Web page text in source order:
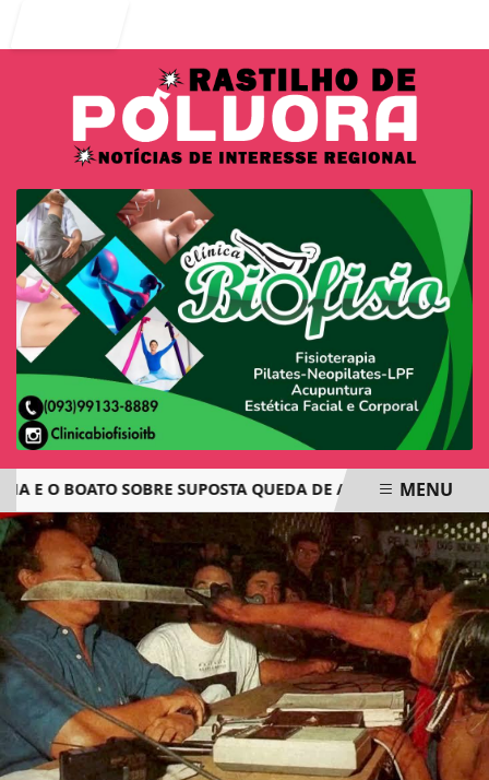
O BOATO SOBRE SUPOSTA QUEDA DE AVIÃO COM JOVENS
EM ALTA
MENU